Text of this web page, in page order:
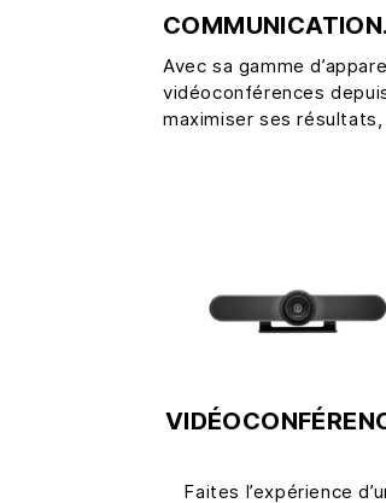
Avec sa gamme
vidéoconférences
maximiser ses
Faites l’expérience